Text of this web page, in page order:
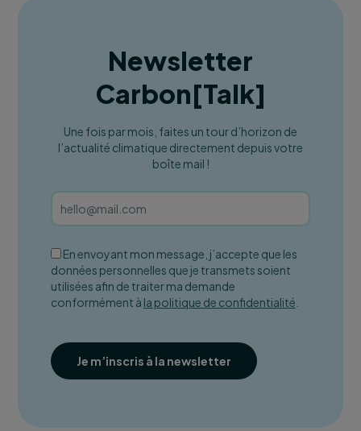
Newsletter
Carbon[Talk]
Une fois par mois, faites un tour d’horizon de
l’actualité climatique directement depuis votre
boîte mail !
En envoyant mon message, j’accepte que les
données personnelles que je transmets soient
utilisées afin de traiter ma demande
conformément à la politique de confidentialité
Je m’inscris à la newsletter